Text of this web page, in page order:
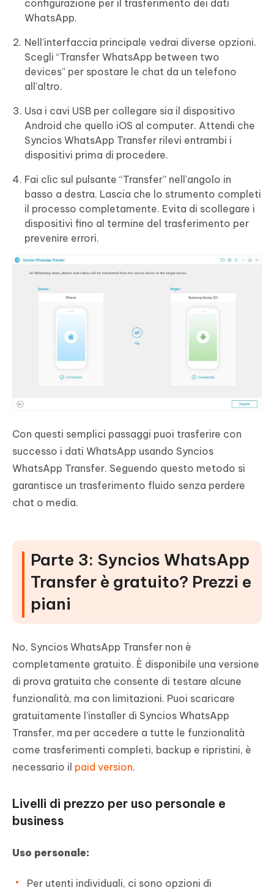
configurazione per il trasferimento dei dati
WhatsApp.
Nell'interfaccia principale vedrai diverse opzioni.
Scegli “Transfer WhatsApp between two
devices” per spostare le chat da un telefono
all'altro.
Usa i cavi USB per collegare sia il dispositivo
Android che quello iOS al computer. Attendi che
Syncios WhatsApp Transfer rilevi entrambi i
dispositivi prima di procedere.
Fai clic sul pulsante “Transfer” nell’angolo in
basso a destra. Lascia che lo strumento completi
il processo completamente. Evita di scollegare i
dispositivi fino al termine del trasferimento per
prevenire errori.
Con questi semplici passaggi puoi trasferire con
successo i dati WhatsApp usando Syncios
WhatsApp Transfer. Seguendo questo metodo si
garantisce un trasferimento fluido senza perdere
chat o media.
Parte 3: Syncios WhatsApp
Transfer è gratuito? Prezzi e
piani
No, Syncios WhatsApp Transfer non è
completamente gratuito. È disponibile una versione
di prova gratuita che consente di testare alcune
funzionalità, ma con limitazioni. Puoi scaricare
gratuitamente l’installer di Syncios WhatsApp
Transfer, ma per accedere a tutte le funzionalità
come trasferimenti completi, backup e ripristini, è
necessario il paid version.
Livelli di prezzo per uso personale e
business
Uso personale:
Per utenti individuali, ci sono opzioni di